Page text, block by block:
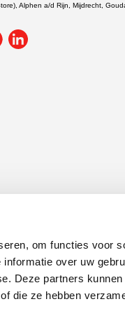
om functies voor
over uw
Deze partners kunnen
die ze hebben
Alphen a/d Rijn, Mijdrecht,